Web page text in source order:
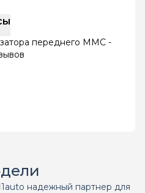
переднего MMC -
надежный партнер для